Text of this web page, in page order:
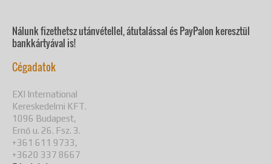
Nálunk fizethetsz utánvétellel, átutalással és PayPalon keresztül
bankkártyával is!
Cégadatok
EXI International
Kereskedelmi KFT.
1096 Budapest,
Ernő u. 26. Fsz. 3.
+361 611 9733,
+3620 337 8667